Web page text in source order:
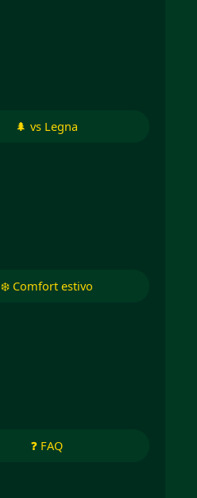
🌲 vs Legna
❄️ Comfort estivo
❓ FAQ